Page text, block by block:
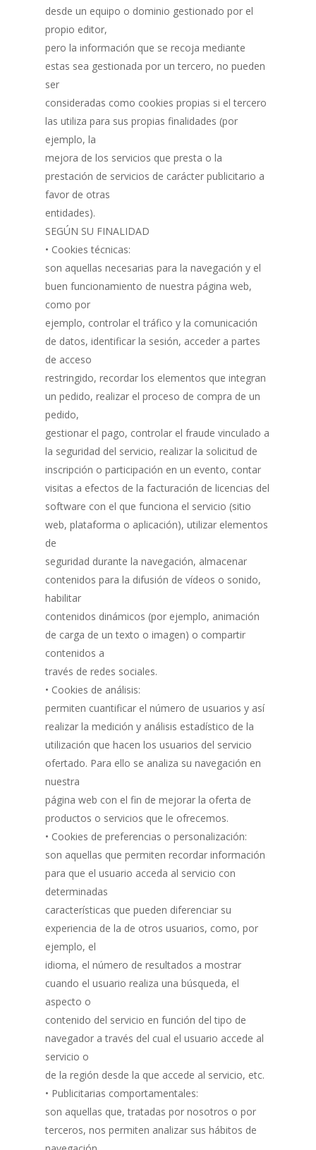
desde un equipo o dominio gestionado por el
propio editor,
pero la información que se recoja mediante
estas sea gestionada por un tercero, no pueden
ser
consideradas como cookies propias si el tercero
las utiliza para sus propias finalidades (por
ejemplo, la
mejora de los servicios que presta o la
prestación de servicios de carácter publicitario a
favor de otras
entidades).
SEGÚN SU FINALIDAD
• Cookies técnicas:
son aquellas necesarias para la navegación y el
buen funcionamiento de nuestra página web,
como por
ejemplo, controlar el tráfico y la comunicación
de datos, identificar la sesión, acceder a partes
de acceso
restringido, recordar los elementos que integran
un pedido, realizar el proceso de compra de un
pedido,
gestionar el pago, controlar el fraude vinculado a
la seguridad del servicio, realizar la solicitud de
inscripción o participación en un evento, contar
visitas a efectos de la facturación de licencias del
software con el que funciona el servicio (sitio
web, plataforma o aplicación), utilizar elementos
de
seguridad durante la navegación, almacenar
contenidos para la difusión de vídeos o sonido,
habilitar
contenidos dinámicos (por ejemplo, animación
de carga de un texto o imagen) o compartir
contenidos a
través de redes sociales.
• Cookies de análisis:
permiten cuantificar el número de usuarios y así
realizar la medición y análisis estadístico de la
utilización que hacen los usuarios del servicio
ofertado. Para ello se analiza su navegación en
nuestra
página web con el fin de mejorar la oferta de
productos o servicios que le ofrecemos.
• Cookies de preferencias o personalización:
son aquellas que permiten recordar información
para que el usuario acceda al servicio con
determinadas
características que pueden diferenciar su
experiencia de la de otros usuarios, como, por
ejemplo, el
idioma, el número de resultados a mostrar
cuando el usuario realiza una búsqueda, el
aspecto o
contenido del servicio en función del tipo de
navegador a través del cual el usuario accede al
servicio o
de la región desde la que accede al servicio, etc.
• Publicitarias comportamentales:
son aquellas que, tratadas por nosotros o por
terceros, nos permiten analizar sus hábitos de